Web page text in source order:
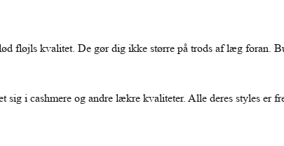
fløjls kvalitet. De gør dig ikke større på trods af læg foran.
sig i cashmere og andre lækre kvaliteter. Alle deres styles er